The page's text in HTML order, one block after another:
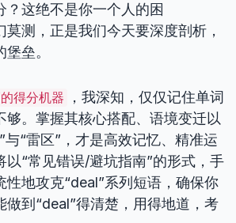
？这绝不是你一个人的困
莫测，正是我们今天要深度剖析，
垒。
得分机器
，我深知，仅仅记住单词
够。掌握其核心搭配、语境变迁以
与“雷区”，才是高效记忆、精准运
以“常见错误/避坑指南”的形式，手
性地攻克“deal”系列短语，确保你
做到“deal”得清楚，用得地道，考